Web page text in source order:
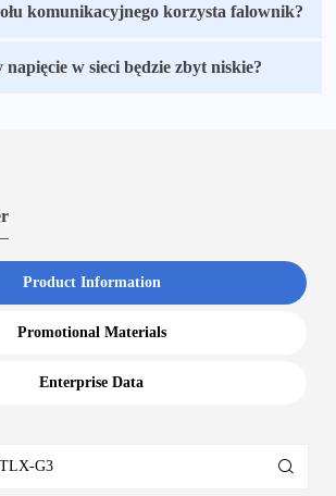
komunikacyjnego korzysta falownik?
napięcie w sieci będzie zbyt niskie?